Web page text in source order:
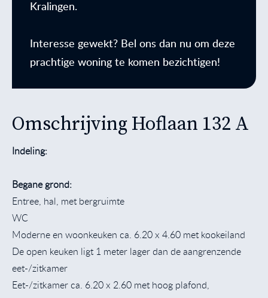
Kralingen.
Interesse gewekt? Bel ons dan nu om deze
prachtige woning te komen bezichtigen!
Omschrijving Hoflaan 132 A
Indeling:
Begane grond:
Entree, hal, met bergruimte
WC
Moderne en woonkeuken ca. 6.20 x 4.60 met kookeiland
De open keuken ligt 1 meter lager dan de aangrenzende
eet-/zitkamer
Eet-/zitkamer ca. 6.20 x 2.60 met hoog plafond,